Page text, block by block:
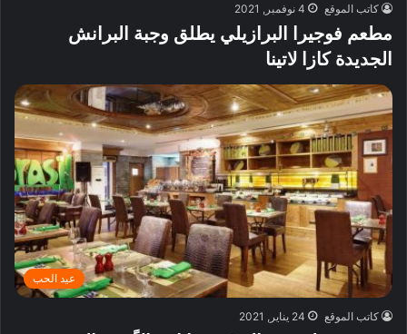
كاتب الموقع 4 نوفمبر, 2021
مطعم فوجيرا البرازيلي يطلق وجبة البرانش
الجديدة كازا لاتينا
عيد الحب
كاتب الموقع 24 يناير, 2021